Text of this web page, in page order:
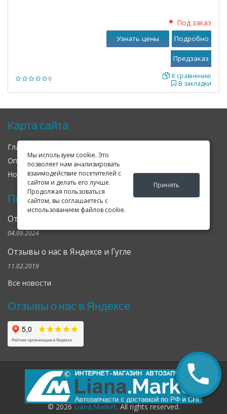
Мы используем cookie. Это
позволяет нам анализировать
взаимодействие посетителей с
сайтом и делать его лучше.
Продолжая пользоваться
сайтом, вы соглашаетесь с
использованием файлов cookie.
Принять
0
Под заказ
В закладки
К сравнению
Узнать цены Подробно
Карта сайта
Главная
Оплата
Доставка
Новости
Оферта Соглашение
Последние новости
Открылся клубный сервис Geely в Петербурге
04.09.2024
Отзывы о нас в Яндексе и Гугле
11.02.2019
Все новости
Отзывы о нас в Яндексе
© 2026Liana.Market. All rights reserved.